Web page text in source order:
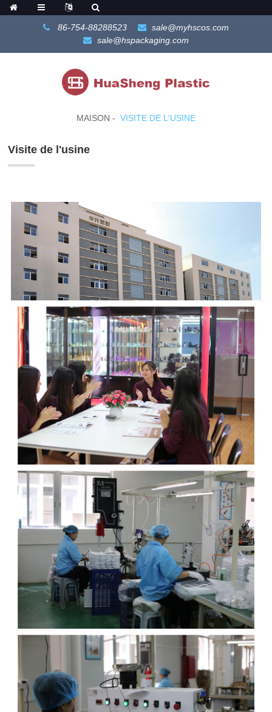
86-754-88288523
sale@myhscos.com
sale@hspackaging.com
MAISON VISITE DE L'USINE
Visite de l'usine